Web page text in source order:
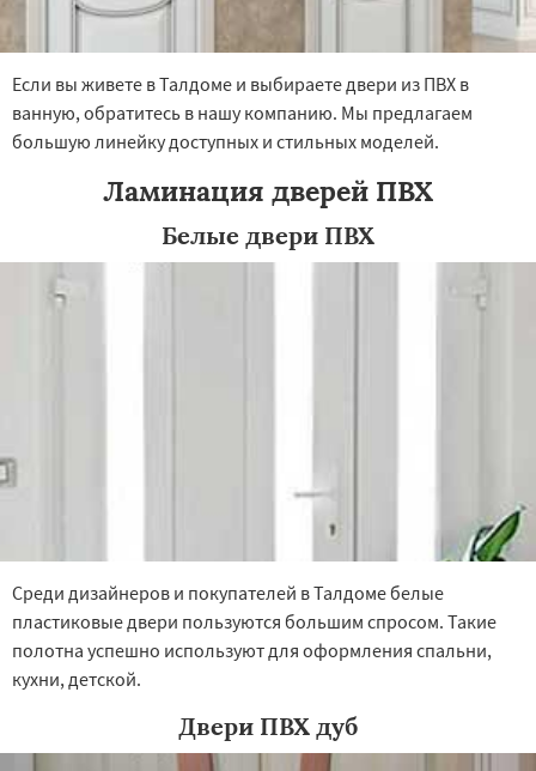
Фрязино Химки
Шатура
Электрогорск Электросталь
Электроугли Яхрома Андреево
Белоомут Бобров
Богородское
Большие Вяземы Быково
Вербилки
Восход Деденево Жилево Загорянский
Измайлово Икша Ильинский Красково
Малаховка Менделеевск
Михнево
Монино Нахабино
Некрасовское
Если вы живете в Талдоме и выбираете двери из ПВХ в
ванную, обратитесь в нашу компанию. Мы предлагаем
большую линейку доступных и стильных моделей.
Ламинация дверей ПВХ
Белые двери ПВХ
Среди дизайнеров и покупателей в Талдоме белые
пластиковые двери пользуются большим спросом. Такие
полотна успешно используют для оформления спальни,
кухни, детской.
Двери ПВХ дуб
Даю согласие на обработку персональных данных